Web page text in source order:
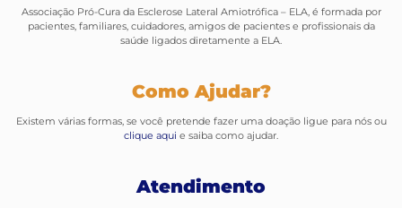
Associação Pró-Cura da Esclerose Lateral Amiotrófica – ELA, é formada por
pacientes, familiares, cuidadores, amigos de pacientes e profissionais da
saúde ligados diretamente a ELA.
Como Ajudar?
Existem várias formas, se você pretende fazer uma doação ligue para nós ou
clique aqui e saiba como ajudar.
Atendimento